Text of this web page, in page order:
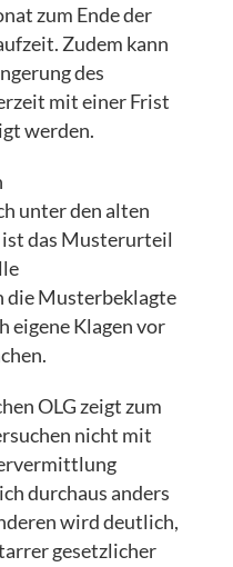
zum Ende der
Zudem kann
des
mit einer Frist
werden.
unter den alten
ist das Musterurteil
die Musterbeklagte
eigene Klagen vor
OLG zeigt zum
nicht mit
durchaus anders
wird deutlich,
gesetzlicher